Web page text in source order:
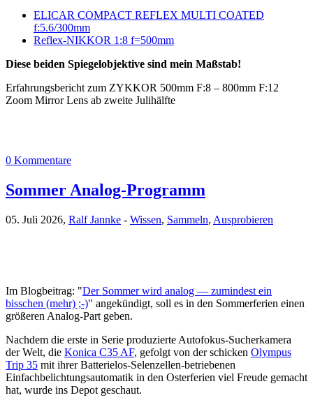
ELICAR COMPACT REFLEX MULTI COATED
f:5.6/300mm
Reflex-NIKKOR 1:8 f=500mm
Diese beiden Spiegelobjektive sind mein Maßstab!
Erfahrungsbericht zum ZYKKOR 500mm F:8 – 800mm F:12
Zoom Mirror Lens ab zweite Julihälfte
0 Kommentare
Sommer Analog-Programm
05. Juli 2026, Ralf Jannke - Wissen, Sammeln, Ausprobieren
Im Blogbeitrag: "Der Sommer wird analog — zumindest ein
bisschen (mehr) ;-)" angekündigt, soll es in den Sommerferien einen
größeren Analog-Part geben.
Nachdem die erste in Serie produzierte Autofokus-Sucherkamera
der Welt, die Konica C35 AF, gefolgt von der schicken Olympus
Trip 35 mit ihrer Batterielos-Selenzellen-betriebenen
Einfachbelichtungsautomatik in den Osterferien viel Freude gemacht
hat, wurde ins Depot geschaut.